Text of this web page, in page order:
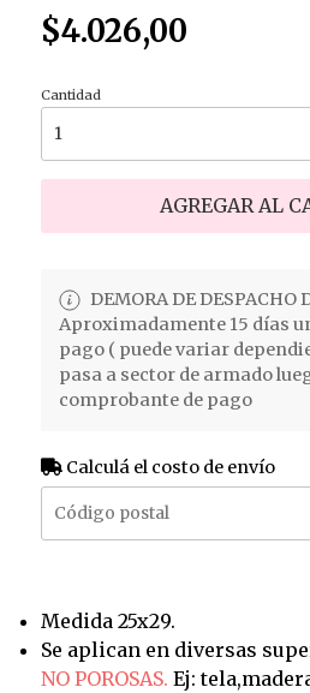
$4.026,00
Cantidad
AGREGAR AL
DEMORA DE DESPACHO
Aproximadamente 15 días
pago ( puede variar
pasa a sector de armado
comprobante de pago
Calculá el costo de envío
Medida 25x29.
Se aplican en diversas
NO POROSAS. Ej: